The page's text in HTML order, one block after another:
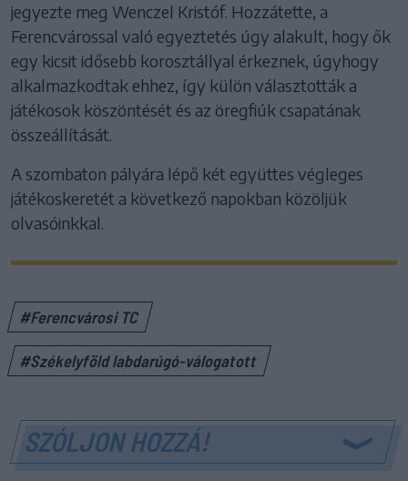
jegyezte meg Wenczel Kristóf. Hozzátette, a
Ferencvárossal való egyeztetés úgy alakult, hogy ők
egy kicsit idősebb korosztállyal érkeznek, úgyhogy
alkalmazkodtak ehhez, így külön választották a
játékosok köszöntését és az öregfiúk csapatának
összeállítását.
A szombaton pályára lépő két együttes végleges
játékoskeretét a következő napokban közöljük
olvasóinkkal.
#Ferencvárosi TC
#Székelyföld labdarúgó-válogatott
SZÓLJON HOZZÁ!